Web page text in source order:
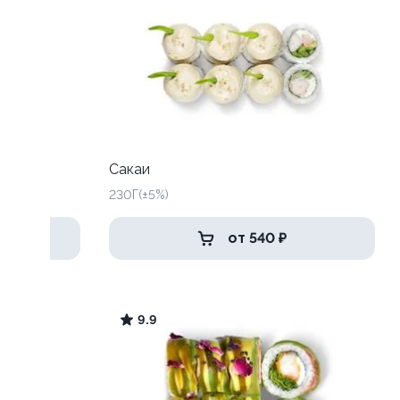
Сакаи
230Г(±5%)
от 540 ₽
9.9